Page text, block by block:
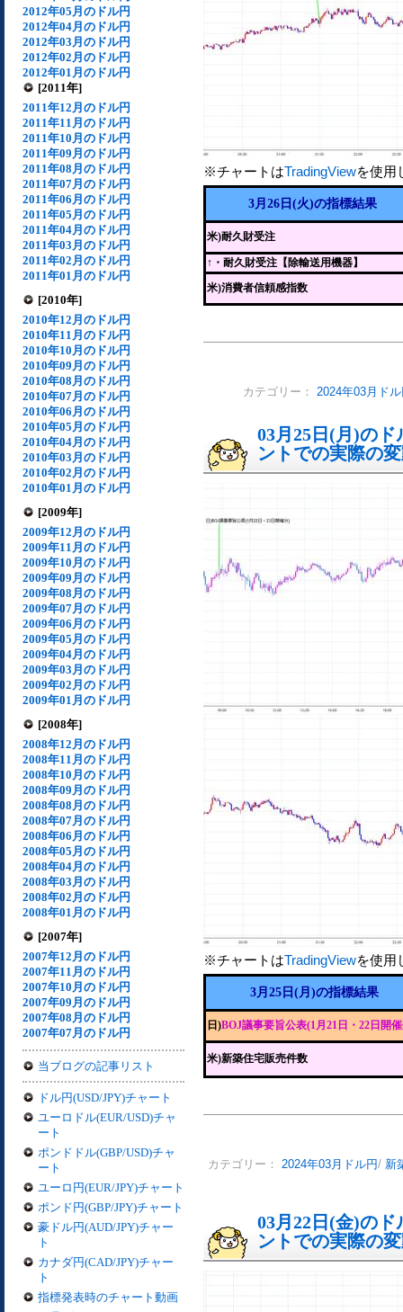
2012年05月のドル円
2012年04月のドル円
2012年03月のドル円
2012年02月のドル円
2012年01月のドル円
[2011年]
2011年12月のドル円
2011年11月のドル円
2011年10月のドル円
2011年09月のドル円
2011年08月のドル円
2011年07月のドル円
2011年06月のドル円
2011年05月のドル円
2011年04月のドル円
2011年03月のドル円
2011年02月のドル円
2011年01月のドル円
[2010年]
2010年12月のドル円
2010年11月のドル円
2010年10月のドル円
2010年09月のドル円
2010年08月のドル円
2010年07月のドル円
2010年06月のドル円
2010年05月のドル円
2010年04月のドル円
2010年03月のドル円
2010年02月のドル円
2010年01月のドル円
[2009年]
2009年12月のドル円
2009年11月のドル円
2009年10月のドル円
2009年09月のドル円
2009年08月のドル円
2009年07月のドル円
2009年06月のドル円
2009年05月のドル円
2009年04月のドル円
2009年03月のドル円
2009年02月のドル円
2009年01月のドル円
[2008年]
2008年12月のドル円
2008年11月のドル円
2008年10月のドル円
2008年09月のドル円
2008年08月のドル円
2008年07月のドル円
2008年06月のドル円
2008年05月のドル円
2008年04月のドル円
2008年03月のドル円
2008年02月のドル円
2008年01月のドル円
[2007年]
2007年12月のドル円
2007年11月のドル円
2007年10月のドル円
2007年09月のドル円
2007年08月のドル円
2007年07月のドル円
当ブログの記事リスト
ドル円(USD/JPY)チャート
ユーロドル(EUR/USD)チャ
ート
ポンドドル(GBP/USD)チャ
ート
ユーロ円(EUR/JPY)チャート
ポンド円(GBP/JPY)チャート
豪ドル円(AUD/JPY)チャー
ト
カナダ円(CAD/JPY)チャー
ト
指標発表時のチャート動画
※チャートはTradingViewを使用
3月26日(火)の指標結果
米)耐久財受注
↑ ・耐久財受注【除輸送用機器】
米)消費者信頼感指数
カテゴリー： 2024年03月ド
03月25日(月)の
ントでの実際の
※チャートはTradingViewを使用
3月25日(月)の指標結果
日)BOJ議事要旨公表(1月21日・22日開
米)新築住宅販売件数
カテゴリー： 2024年03月ドル円/ 新
03月22日(金)の
ントでの実際の